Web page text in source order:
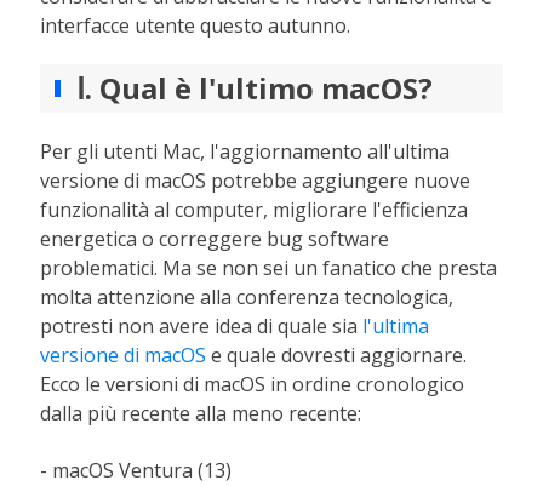
interfacce utente questo autunno.
Ⅰ. Qual è l'ultimo macOS?
Per gli utenti Mac, l'aggiornamento all'ultima
versione di macOS potrebbe aggiungere nuove
funzionalità al computer, migliorare l'efficienza
energetica o correggere bug software
problematici. Ma se non sei un fanatico che presta
molta attenzione alla conferenza tecnologica,
potresti non avere idea di quale sia l'ultima
versione di macOS e quale dovresti aggiornare.
Ecco le versioni di macOS in ordine cronologico
dalla più recente alla meno recente:
- macOS Ventura (13)